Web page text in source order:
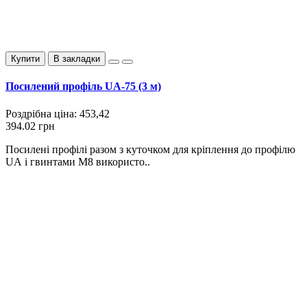
Купити В закладки
Посилений профіль UA-75 (3 м)
Роздрібна ціна: 453,42
394.02 грн
Посилені профілі разом з куточком для кріплення до профілю
UA і гвинтами М8 використо..